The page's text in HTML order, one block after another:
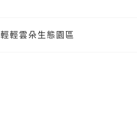
輕輕雲朵生態園區